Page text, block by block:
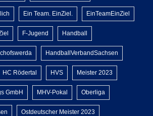
Ein Team. EinZiel. EinTeamEinZiel
F-Jugend Handball
HandballVerbandSachsen
HC Rödertal HVS Meister 2023
GmbH MHV-Pokal Oberliga
Ostdeutscher Meister 2023